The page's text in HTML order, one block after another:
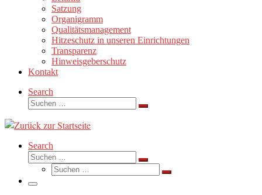
Satzung
Organigramm
Qualitätsmanagement
Hitzeschutz in unseren Einrichtungen
Transparenz
Hinweisgeberschutz
Kontakt
Search
Suche
Suchen …
Search
Suche
Suchen …
Suche
Suchen …
Menü